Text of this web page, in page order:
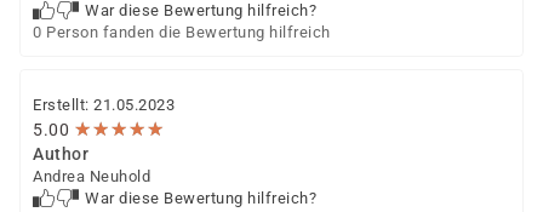
War diese Bewertung hilfreich?
0 Person fanden die Bewertung hilfreich
Erstellt: 21.05.2023
5.00 ★★★★★
★★★★★
Author
Andrea Neuhold
War diese Bewertung hilfreich?